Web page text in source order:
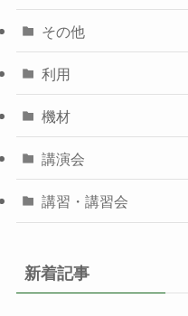
その他
利用
機材
講演会
講習・講習会
新着記事